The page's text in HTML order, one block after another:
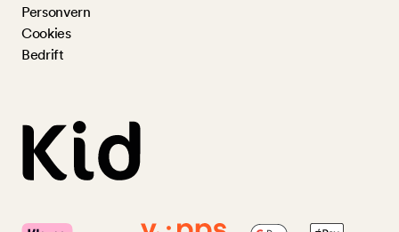
Personvern
Cookies
Bedrift